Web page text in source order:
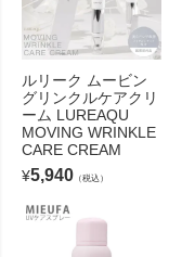
ルリーク ムービン
グリンクルケアクリ
ーム LUREAQU
MOVING WRINKLE
CARE CREAM
¥5,940 （税込）